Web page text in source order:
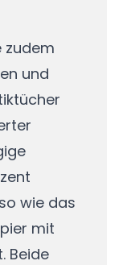
zudem
und
wie das
mit
Beide